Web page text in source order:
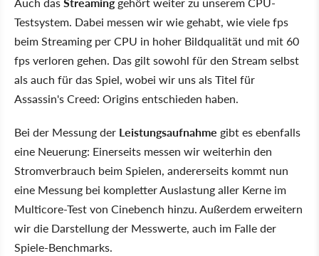
Testsystem. Dabei messen wir wie gehabt, wie viele fps
beim Streaming per CPU in hoher Bildqualität und mit 60
fps verloren gehen. Das gilt sowohl für den Stream selbst
als auch für das Spiel, wobei wir uns als Titel für
Assassin's Creed: Origins entschieden haben.
Bei der Messung der Leistungsaufnahme gibt es ebenfalls
eine Neuerung: Einerseits messen wir weiterhin den
Stromverbrauch beim Spielen, andererseits kommt nun
eine Messung bei kompletter Auslastung aller Kerne im
Multicore-Test von Cinebench hinzu. Außerdem erweitern
wir die Darstellung der Messwerte, auch im Falle der
Spiele-Benchmarks.